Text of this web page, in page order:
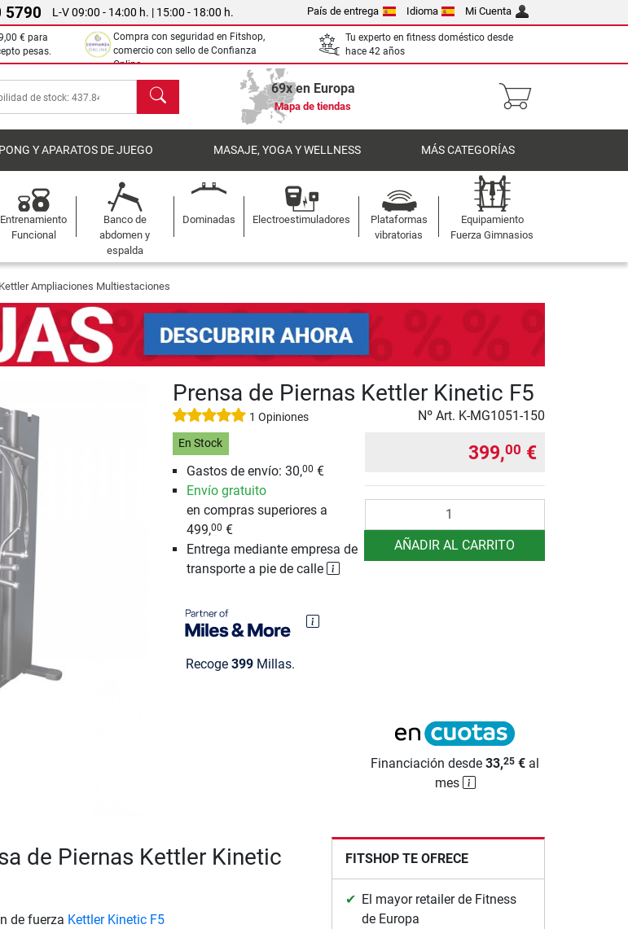
5790 L-V 09:00 - 14:00 h. | 15:00 - 18:00 h. País de entrega Idioma Mi Cuenta
€ para
pesas.
Compra con seguridad en Fitshop,
comercio con sello de Confianza
Online.
Tu experto en fitness doméstico desde
hace 42 años
Buscar 69x en Europa
Mapa de tiendas
Y APARATOS DE JUEGO MASAJE, YOGA Y WELLNESS MÁS CATEGORÍAS
Entrenamiento
Funcional
Banco de
abdomen y
espalda
Dominadas Electroestimuladores
Plataformas
vibratorias
Equipamiento
Fuerza Gimnasios
Kettler Ampliaciones Multiestaciones
Prensa de Piernas Kettler Kinetic F5
1 Opiniones Nº Art. K-MG1051-150
En Stock
Gastos de envío: 30,00 €
Envío gratuito
en compras superiores a
499,00 €
Entrega mediante empresa de
transporte a pie de calle
Recoge 399Millas.
399,00 €
AÑADIR AL CARRITO
Financiación desde33,25 € al
mes
de Piernas Kettler Kinetic
de fuerza Kettler Kinetic F5
FITSHOP TE OFRECE
El mayor retailer de Fitness
de Europa